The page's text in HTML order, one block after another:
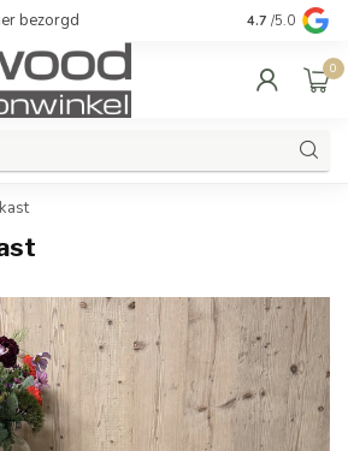
bezorgd Kwaliteit &
4.7 /5.0
0